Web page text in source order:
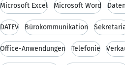
Microsoft Excel Microsoft Word
DATEV Bürokommunikation
Office-Anwendungen Telefonie